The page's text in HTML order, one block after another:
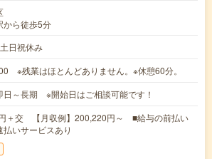
から徒歩5分
日祝休み
※残業はほとんどありません。※休憩60分。
日～長期 ※開始日はご相談可能です！
＋交 【月収例】200,220円～ ■給与の前払い
いサービスあり